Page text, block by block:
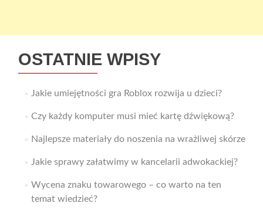
OSTATNIE WPISY
Jakie umiejętności gra Roblox rozwija u dzieci?
Czy każdy komputer musi mieć kartę dźwiękową?
Najlepsze materiały do noszenia na wrażliwej skórze
Jakie sprawy załatwimy w kancelarii adwokackiej?
Wycena znaku towarowego – co warto na ten
temat wiedzieć?